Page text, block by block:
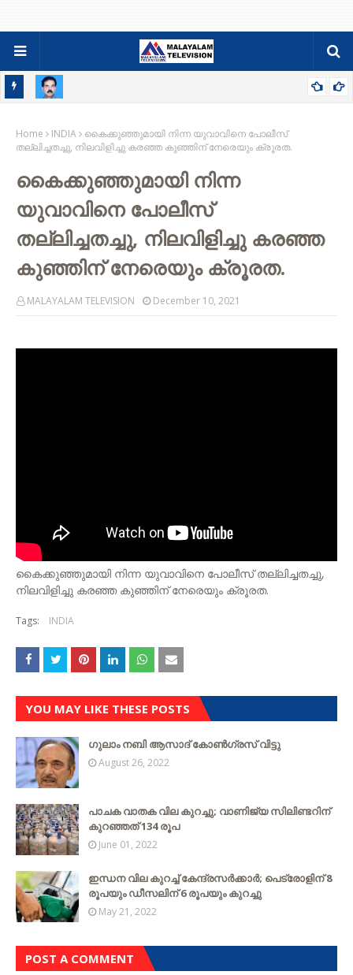
Home INDIA
കൈക്കുഞ്ഞുമായി നിന്ന യുവാവിനെ പോലീസ്
തല്ലിച്ചതച്ചു, നിലവിളിച്ചു കരഞ്ഞ കുഞ്ഞിന് നേരെയും ക്രൂരത.
കൈക്കുഞ്ഞുമായി നിന്ന
യുവാവിനെ പോലീസ്
തല്ലിച്ചതച്ചു, നിലവിളിച്ചു കരഞ്ഞ
കുഞ്ഞിന് നേരെയും ക്രൂരത.
MALAYALAM TELEVISION December 10, 2021
കൈക്കുഞ്ഞുമായി നിന്ന യുവാവിനെ പോലീസ് തല്ലിച്ചതച്ചു,
നിലവിളിച്ചു കരഞ്ഞ കുഞ്ഞിന് നേരെയും ക്രൂരത.
Tags: INDIA
YOU MAY LIKE THESE POSTS
ഗുലാം നബി ആസാദ് കോൺഗ്രസ് വിട്ടു
August 26, 2022
പാചക വാതക വില കുറച്ചു; വാണിജ്യ സിലിണ്ടറിന്
കുറഞ്ഞത് 134 രൂപ
June 01, 2022
ഇന്ധന വില കുറച്ച് കേന്ദ്രസർക്കാർ; പെട്രോളിന് 8
രൂപയും ഡീസലിന് 6 രൂപയും കുറച്ചു
May 21, 2022
POST A COMMENT